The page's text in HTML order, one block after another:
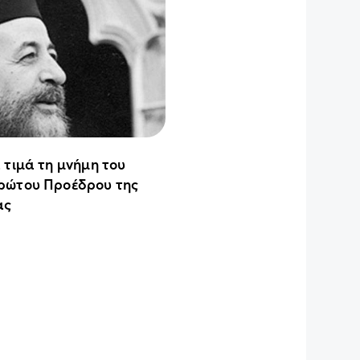
τη μνήμη του
Προέδρου της